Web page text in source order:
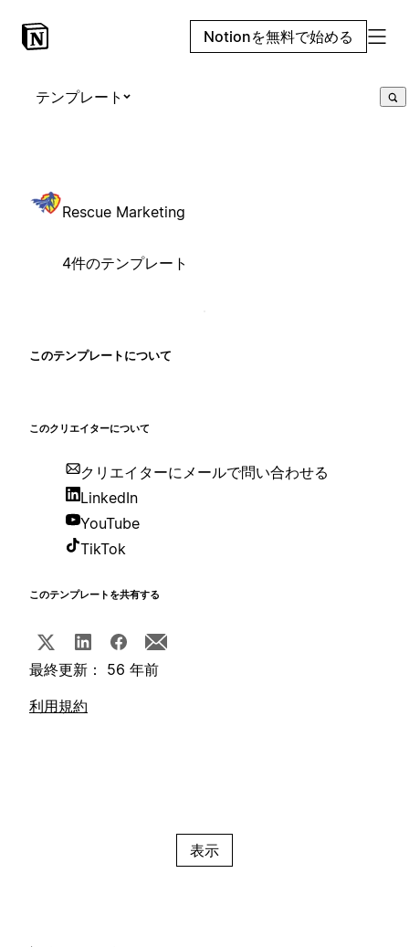
Notionを無料で始める
テンプレート
Rescue Marketing
4件のテンプレート
このテンプレートについて
このクリエイターについて
クリエイターにメールで問い合わせる
LinkedIn
YouTube
TikTok
このテンプレートを共有する
最終更新： 56 年前
利用規約
表示